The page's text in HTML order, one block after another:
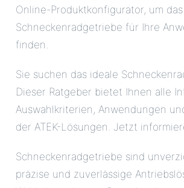
Online-Produktkonfigurator, um
Schneckenradgetriebe für Ihre
finden.
Sie suchen das ideale
Dieser Ratgeber bietet Ihnen alle
Auswahlkriterien, Anwendungen
der ATEK-Lösungen. Jetzt
Schneckenradgetriebe sind
präzise und zuverlässige